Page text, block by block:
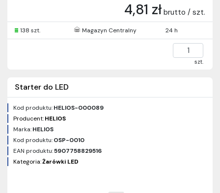
4,81 zł brutto / szt.
138 szt. Magazyn Centralny 24 h
szt.
Starter do LED
Kod produktu:HELIOS-000089
Producent:HELIOS
Marka:HELIOS
Kod produktu:OSP-0010
EAN produktu:5907758829516
Kategoria:Żarówki LED